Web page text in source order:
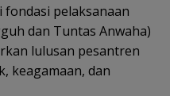
pelaksanaan
dan Tuntas Anwaha)
lulusan pesantren
keagamaan, dan